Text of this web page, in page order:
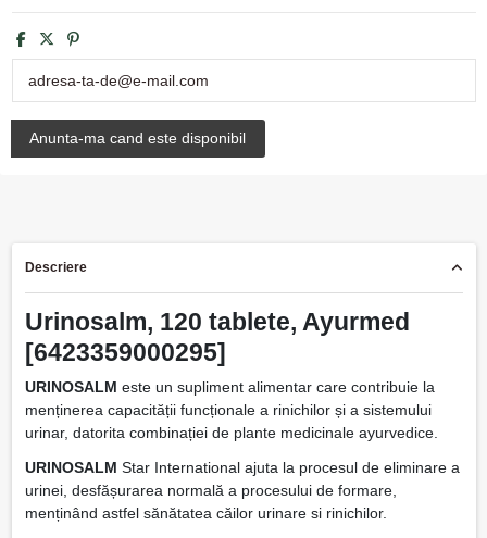
Descriere
Urinosalm, 120 tablete, Ayurmed
[6423359000295]
URINOSALM este un supliment alimentar care contribuie la
menținerea capacității funcționale a rinichilor și a sistemului
urinar, datorita combinației de plante medicinale ayurvedice.
URINOSALM Star International ajuta la procesul de eliminare a
urinei, desfășurarea normală a procesului de formare,
menținând astfel sănătatea căilor urinare si rinichilor.